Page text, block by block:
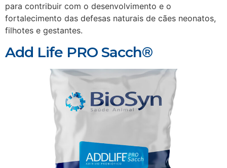
para contribuir com o desenvolvimento e o
fortalecimento das defesas naturais de cães neonatos,
filhotes e gestantes.
Add Life PRO Sacch®